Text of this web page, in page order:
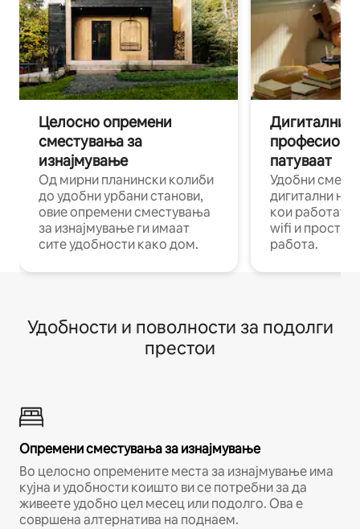
Целосно опремени
сместувања за
изнајмување
Од мирни планински колиби
до удобни урбани станови,
овие опремени сместувања
за изнајмување ги имаат
сите удобности како дом.
Дигитални
патуваат
Удобни
дигитални
кои работат
wifi и
работа.
Удобности и поволности за подолги
престои
Опремени сместувања за изнајмување
Во целосно опремените места за изнајмување има
кујна и удобности коишто ви се потребни за да
живеете удобно цел месец или подолго. Ова е
совршена алтернатива на поднаем.